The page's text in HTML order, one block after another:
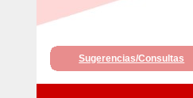
Sugerencias/Consultas